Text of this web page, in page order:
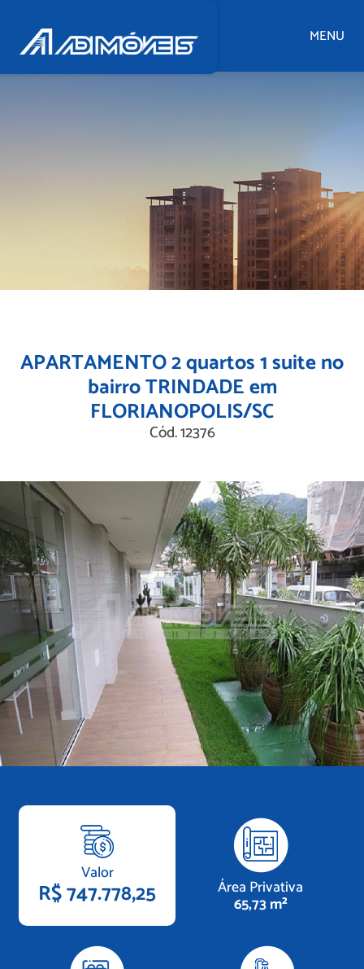
MENU
APARTAMENTO 2 quartos 1 suite no
bairro TRINDADE em
FLORIANOPOLIS/SC
Cód. 12376
Valor
R$ 747.778,25 Área Privativa
65,73 m²